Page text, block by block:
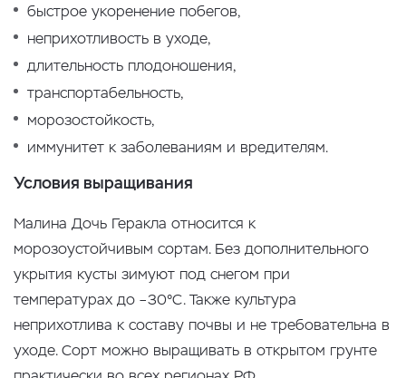
быстрое укоренение побегов,
неприхотливость в уходе,
длительность плодоношения,
транспортабельность,
морозостойкость,
иммунитет к заболеваниям и вредителям.
Условия выращивания
Малина Дочь Геракла относится к
морозоустойчивым сортам. Без дополнительного
укрытия кусты зимуют под снегом при
температурах до –30°С. Также культура
неприхотлива к составу почвы и не требовательна в
уходе. Сорт можно выращивать в открытом грунте